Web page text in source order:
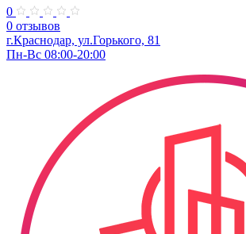
0
0 отзывов
​г.Краснодар, ул.​Горького, 81
Пн-Вс 08:00-20:00